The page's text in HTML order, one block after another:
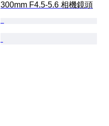
300mm F4.5-5.6 相機鏡頭